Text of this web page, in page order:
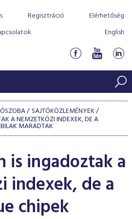
Regisztráció
Elérhetőség
English
indexek
kötvény tőzsdei bevezetését
egyszerűen
SAJTÓKÖZLEMÉNYEK
A NEMZETKÖZI INDEXEK, DE A
MARADTAK
is ingadoztak a
indexek, de a
chipek